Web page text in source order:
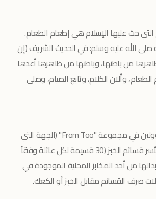
حث عليها الإسلام هي إطعام الطعام.
الله عليه وسلم: في الحديث الشريف (إن
من باطنها، وباطنها من ظاهرها أعدها
وألان الكلام، وتابع الصيام، وصلى
سيقوم إحدى المسؤولين في مجموعة "From Too" (الجهة التي
أرسلت الحالة) بمنح الأسر قسائم الخبز (30 قسيمة لكل عائلة وفقاً
من أحد المخابز المحلية الموجودة في
صرف القسائم مقابل الخبز أو الكعك.